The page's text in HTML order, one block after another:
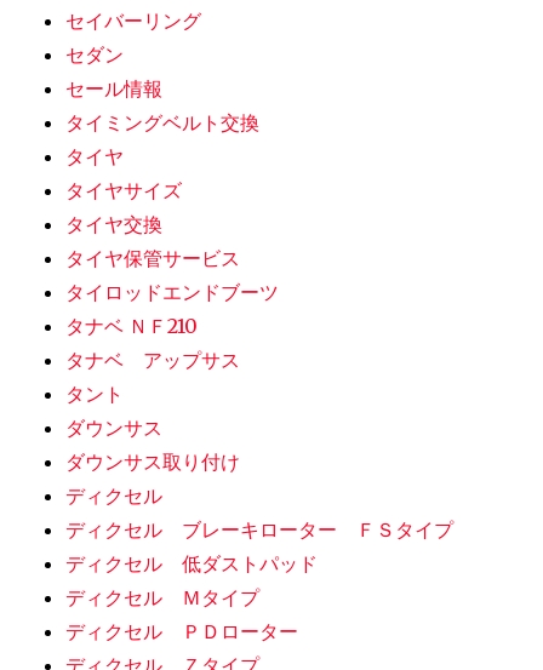
セイバーリング
セダン
セール情報
タイミングベルト交換
タイヤ
タイヤサイズ
タイヤ交換
タイヤ保管サービス
タイロッドエンドブーツ
タナベ ＮＦ210
タナベ アップサス
タント
ダウンサス
ダウンサス取り付け
ディクセル
ディクセル ブレーキローター ＦＳタイプ
ディクセル 低ダストパッド
ディクセル Ｍタイプ
ディクセル ＰＤローター
ディクセル Ｚタイプ